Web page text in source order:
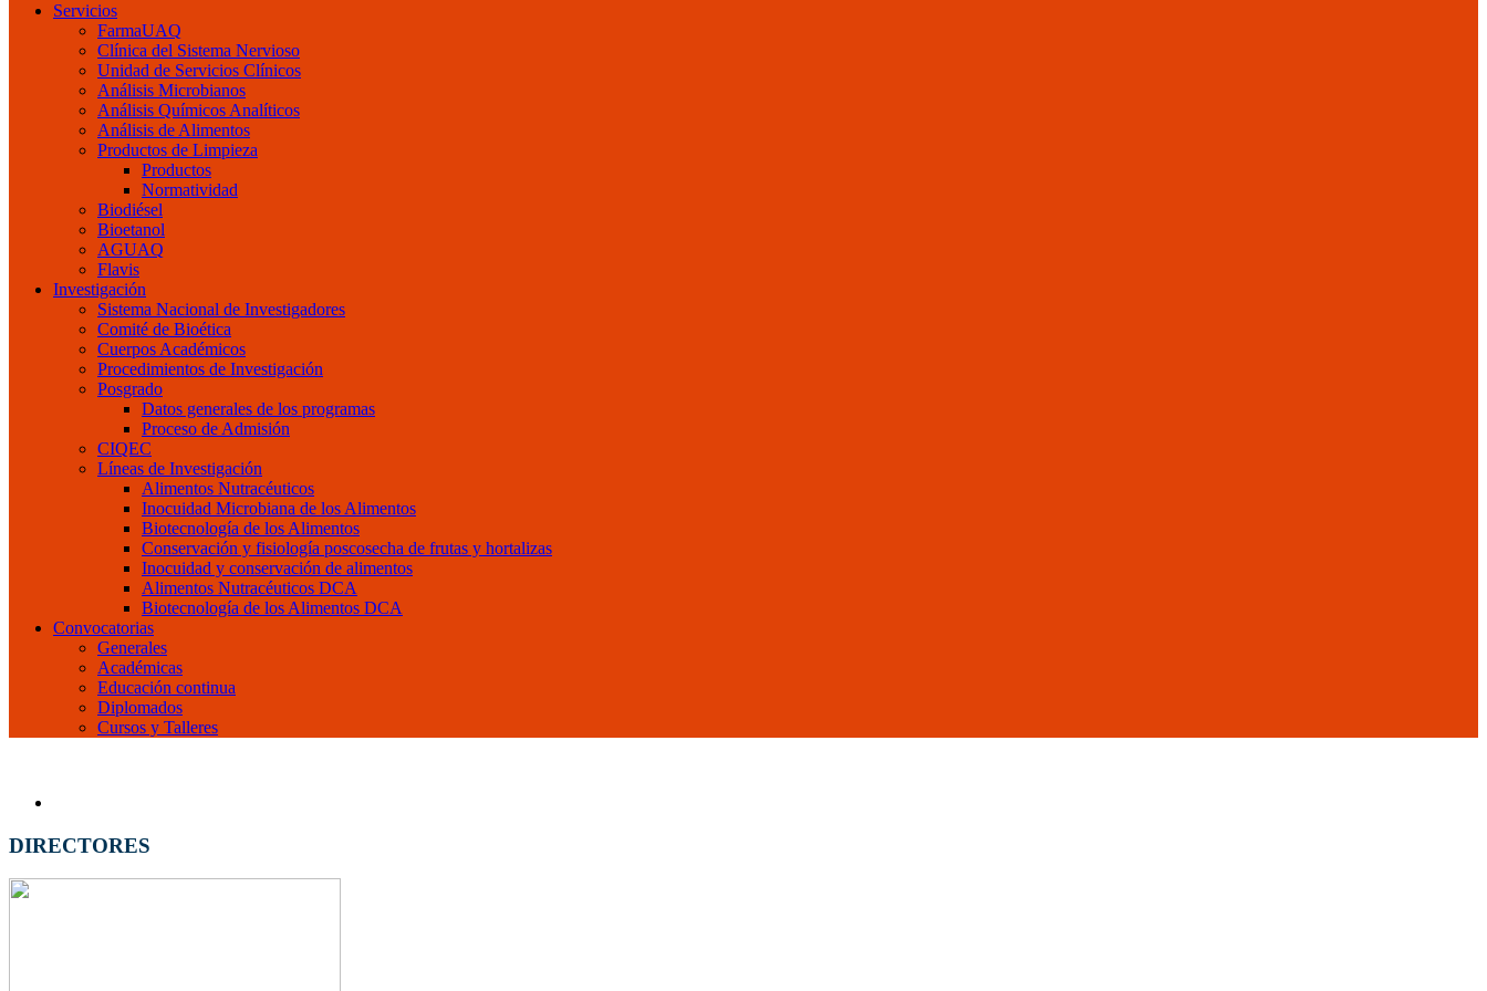
Servicios
FarmaUAQ
Clínica del Sistema Nervioso
Unidad de Servicios Clínicos
Análisis Microbianos
Análisis Químicos Analíticos
Análisis de Alimentos
Productos de Limpieza
Productos
Normatividad
Biodiésel
Bioetanol
AGUAQ
Flavis
Investigación
Sistema Nacional de Investigadores
Comité de Bioética
Cuerpos Académicos
Procedimientos de Investigación
Posgrado
Datos generales de los programas
Proceso de Admisión
CIQEC
Líneas de Investigación
Alimentos Nutracéuticos
Inocuidad Microbiana de los Alimentos
Biotecnología de los Alimentos
Conservación y fisiología poscosecha de frutas y hortalizas
Inocuidad y conservación de alimentos
Alimentos Nutracéuticos DCA
Biotecnología de los Alimentos DCA
Convocatorias
Generales
Académicas
Educación continua
Diplomados
Cursos y Talleres
DIRECTORES